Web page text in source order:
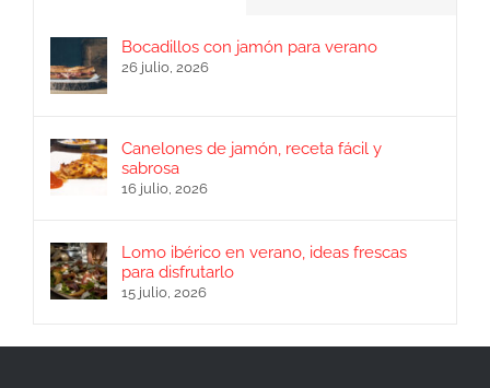
Bocadillos con jamón para verano
26 julio, 2026
Canelones de jamón, receta fácil y
sabrosa
16 julio, 2026
Lomo ibérico en verano, ideas frescas
para disfrutarlo
15 julio, 2026